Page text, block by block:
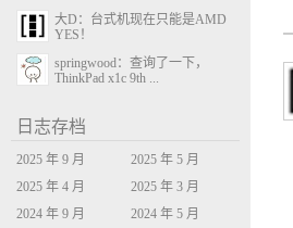
大D：台式机现在只能是AMD
YES！
springwood：查询了一下，
ThinkPad x1c 9th ...
日志存档
2025 年 9 月
2025 年 5 月
2025 年 4 月
2025 年 3 月
2024 年 9 月
2024 年 5 月